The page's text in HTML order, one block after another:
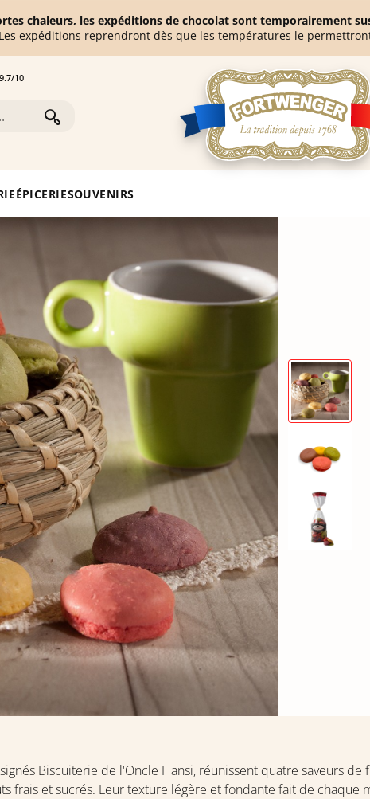
chaleurs, les expéditions de chocolat sont temporairement
Les expéditions reprendront dès que les températures le
ÉPICERIESOUVENIRS
Biscuiterie de l'Oncle Hansi, réunissent quatre saveurs
frais et sucrés. Leur texture légère et fondante fait de